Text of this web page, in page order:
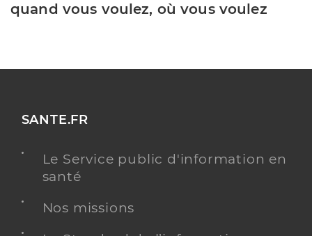
quand vous voulez, où vous voulez
SANTE.FR
Le Service public d'information en
santé
Nos missions